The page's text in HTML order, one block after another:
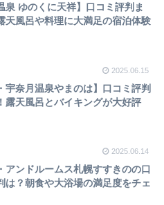
泉 ゆのくに天祥】口コミ評判ま
天風呂や料理に大満足の宿泊体験
2025.06.15
宇奈月温泉やまのは】口コミ評判
露天風呂とバイキングが大好評
2025.06.14
アンドルームス札幌すすきのの口
は？朝食や大浴場の満足度をチェ